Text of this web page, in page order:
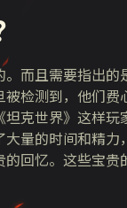
而且需要指出
检测到，他们
克世界》这样
量的时间和精
回忆。这些宝